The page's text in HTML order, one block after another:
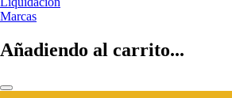
Marcas
Añadiendo al carrito...